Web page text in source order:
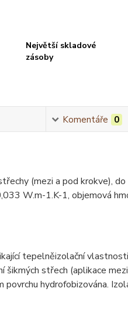
Největší skladové
zásoby
Komentáře 0
(mezi a pod krokve),
W.m-1.K-1, objemová
tepelněizolační
střech (aplikace
povrchu hydrofobizována.